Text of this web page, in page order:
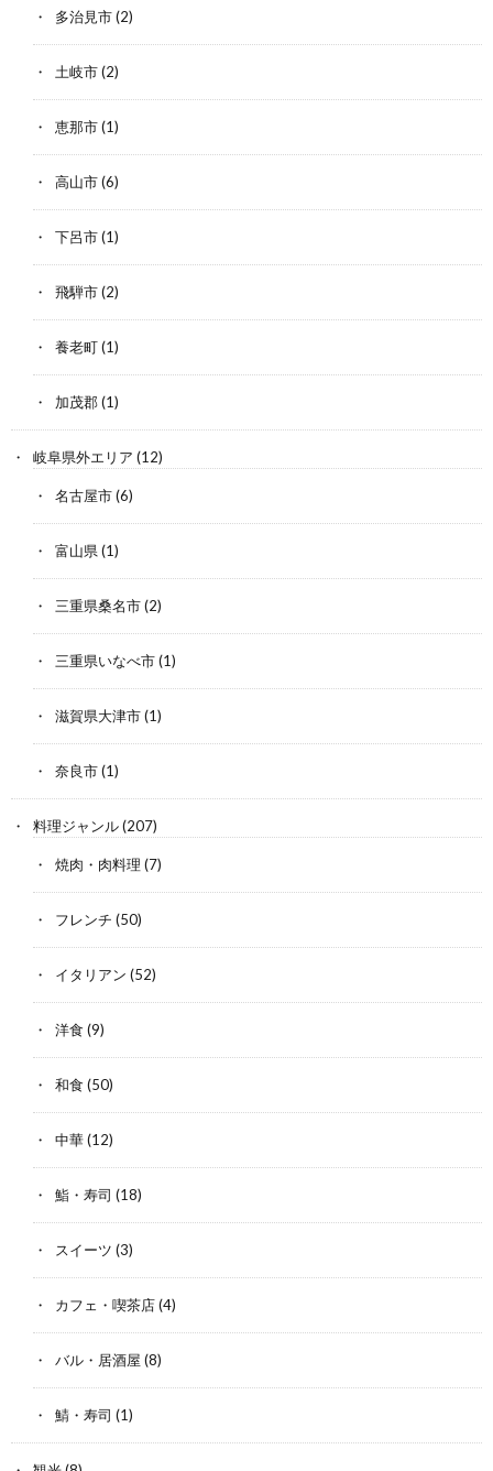
多治見市(2)
土岐市(2)
恵那市(1)
高山市(6)
下呂市(1)
飛騨市(2)
養老町(1)
加茂郡(1)
岐阜県外エリア (12)
名古屋市(6)
富山県(1)
三重県桑名市(2)
三重県いなべ市(1)
滋賀県大津市(1)
奈良市(1)
料理ジャンル(207)
焼肉・肉料理 (7)
フレンチ (50)
イタリアン (52)
洋食 (9)
和食 (50)
中華(12)
鮨・寿司 (18)
スイーツ (3)
カフェ・喫茶店(4)
バル・居酒屋 (8)
鯖・寿司 (1)